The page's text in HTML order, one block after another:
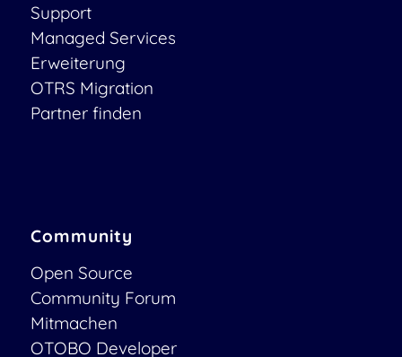
Support
Managed Services
Erweiterung
OTRS Migration
Partner finden
Community
Open Source
Community Forum
Mitmachen
OTOBO Developer